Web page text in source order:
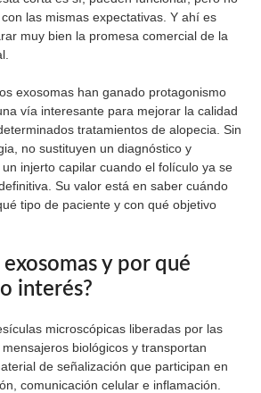
las mismas expectativas. Y ahí es
muy bien la promesa comercial de la
exosomas han ganado protagonismo
vía interesante para mejorar la calidad
tratamientos de alopecia. Sin
no sustituyen un diagnóstico y
injerto capilar cuando el folículo ya se
Su valor está en saber cuándo
tipo de paciente y con qué objetivo
y por qué
interés?
microscópicas liberadas por las
biológicos y transportan
de señalización que participan en
comunicación celular e inflamación.